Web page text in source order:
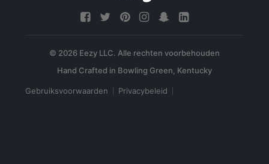
© 2026 Eezy LLC. Alle rechten voorbehouden
Gebruiksvoorwaarden Privacybeleid